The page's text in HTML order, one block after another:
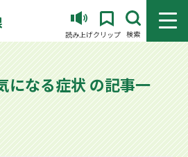
読み上げクリップ 検索 メニ
になる症状 の記事一